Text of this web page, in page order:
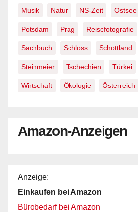
Musik Natur NS-Zeit Ostsee
Potsdam Prag Reisefotografie
Sachbuch Schloss Schottland
Steinmeier Tschechien Türkei
Wirtschaft Ökologie Österreich
Amazon-Anzeigen
Anzeige:
Einkaufen bei Amazon
Bürobedarf bei Amazon